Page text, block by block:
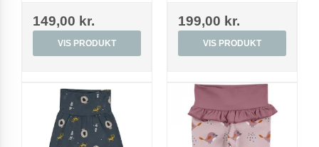
149,00 kr.
VIS PRODUKT
199,00 kr.
VIS PRODUKT